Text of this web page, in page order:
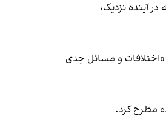
آینده نزدیک،
«اختلافات و مسائل جدی
مطرح کرد.